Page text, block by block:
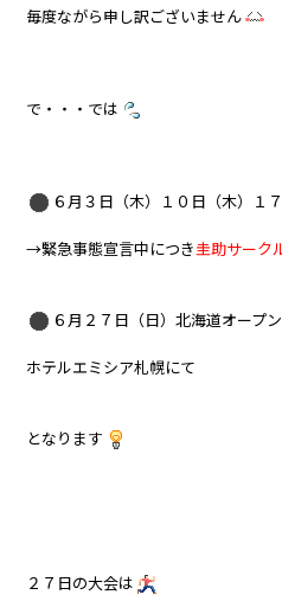
毎度ながら申し訳ございません
で・・・では
６月３日（木）１０日（木）１７
→緊急事態宣言中につき圭助サーク
６月２７日（日）北海道オープ
ホテルエミシア札幌にて
となります
２７日の大会は